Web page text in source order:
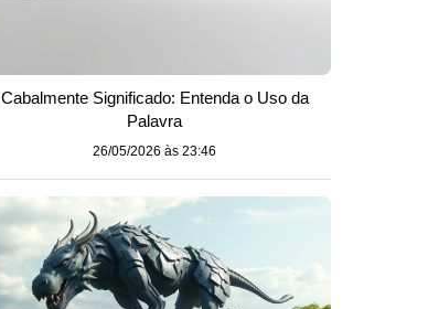
Cabalmente Significado: Entenda o Uso da
Palavra
26/05/2026 às 23:46